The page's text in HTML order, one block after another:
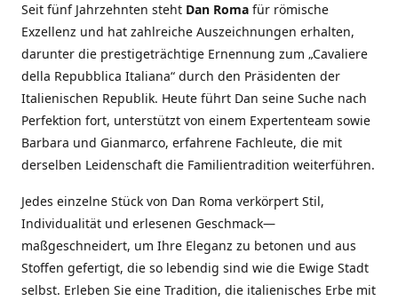
Seit fünf Jahrzehnten steht Dan Roma für römische
Exzellenz und hat zahlreiche Auszeichnungen erhalten,
darunter die prestigeträchtige Ernennung zum „Cavaliere
della Repubblica Italiana“ durch den Präsidenten der
Italienischen Republik. Heute führt Dan seine Suche nach
Perfektion fort, unterstützt von einem Expertenteam sowie
Barbara und Gianmarco, erfahrene Fachleute, die mit
derselben Leidenschaft die Familientradition weiterführen.
Jedes einzelne Stück von Dan Roma verkörpert Stil,
Individualität und erlesenen Geschmack—
maßgeschneidert, um Ihre Eleganz zu betonen und aus
Stoffen gefertigt, die so lebendig sind wie die Ewige Stadt
selbst. Erleben Sie eine Tradition, die italienisches Erbe mit